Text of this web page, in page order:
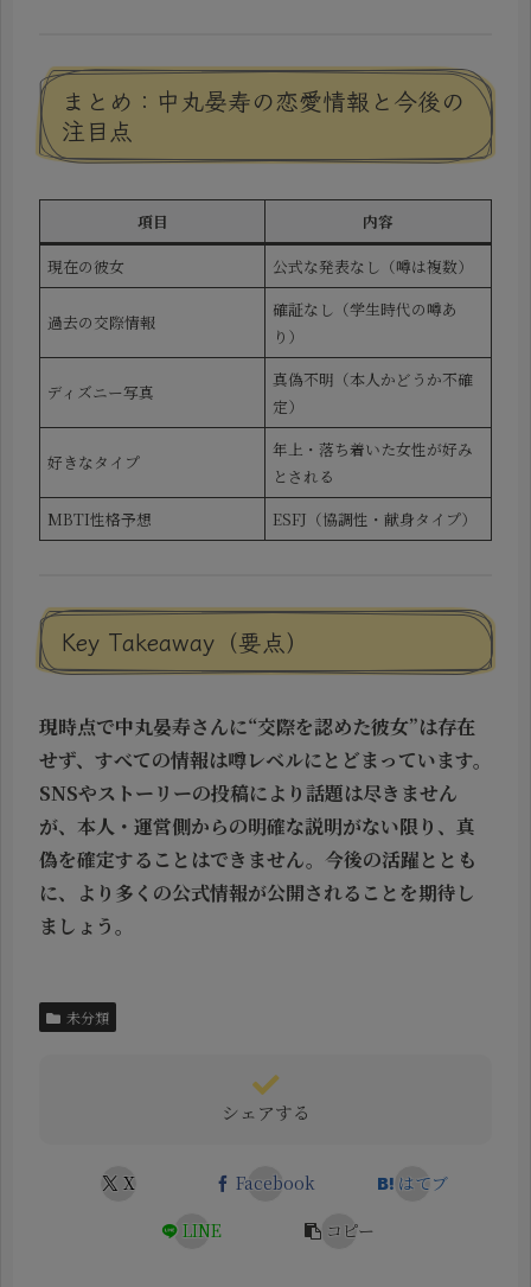
まとめ：中丸晏寿の恋愛情報と今後の
注目点
項目
内容
現在の彼女
公式な発表なし（噂は複数）
過去の交際情報
確証なし（学生時代の噂あ
り）
ディズニー写真
真偽不明（本人かどうか不確
定）
好きなタイプ
年上・落ち着いた女性が好み
とされる
MBTI性格予想
ESFJ（協調性・献身タイプ）
Key Takeaway（要点）
現時点で中丸晏寿さんに“交際を認めた彼女”は存在
せず、すべての情報は噂レベルにとどまっています。
SNSやストーリーの投稿により話題は尽きません
が、本人・運営側からの明確な説明がない限り、真
偽を確定することはできません。今後の活躍ととも
に、より多くの公式情報が公開されることを期待し
ましょう。
未分類
シェアする
X Facebook
はてブ
LINE
コピー